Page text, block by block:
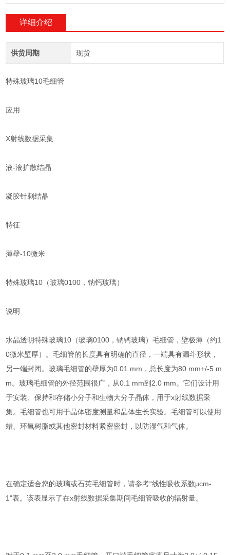
详细介绍
供货周期 现货
特殊玻璃10毛细管
应用
X射线数据采集
液-液扩散结晶
凝胶针刺结晶
特征
薄壁-10微米
特殊玻璃10（玻璃0100，钠钙玻璃）
说明
水晶透明特殊玻璃10（玻璃0100，钠钙玻璃）毛细管，壁极薄（约1
0微米壁厚）。毛细管的长度具有明确的直径，一端具有漏斗形状，
另一端封闭。玻璃毛细管的壁厚为0.01 mm，总长度为80 mm+/-5 m
m。玻璃毛细管的外径范围很广，从0.1 mm到2.0 mm。它们设计用
于安装、保持和存储小分子和生物大分子晶体，用于x射线数据采
集。毛细管也可用于晶体密度测量和晶体生长实验。毛细管可以使用
蜡、环氧树脂或其他密封材料紧密密封，以防湿气和气体。
在确定适合您的玻璃或石英毛细管时，请参考“线性吸收系数µcm-
1"表。该表显示了在x射线数据采集期间毛细管吸收的辐射量。